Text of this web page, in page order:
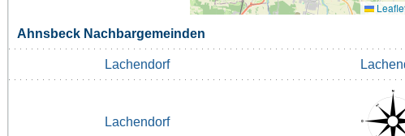
Ahnsbeck Nachbargemeinden
Lachendorf
Lachendorf